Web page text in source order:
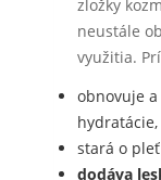
zložky
neustále
využitia.
obnovuje
hydratácie,
stará o
dodáva